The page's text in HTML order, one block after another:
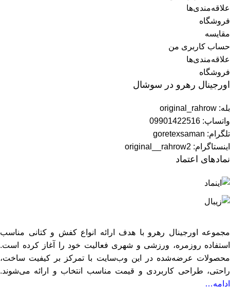
علاقه‌مندی‌ها
فروشگاه
مقایسه
حساب کاربری من
علاقه‌مندی‌ها
فروشگاه
اورجینال رهرو در سوشال
بله: original_rahrow
واتساپ: 09901422516
تلگرام: goretexsaman
اینستاگرام: original__rahrow2
نمادهای اعتماد
مجموعه اورجینال رهرو با هدف ارائه انواع کفش و کتانی مناسب
استفاده روزمره، ورزشی و شهری فعالیت خود را آغاز کرده است.
محصولات عرضه‌شده در این وب‌سایت با تمرکز بر کیفیت ساخت،
راحتی، طراحی کاربردی و قیمت مناسب انتخاب و ارائه می‌شوند.
ادامه…